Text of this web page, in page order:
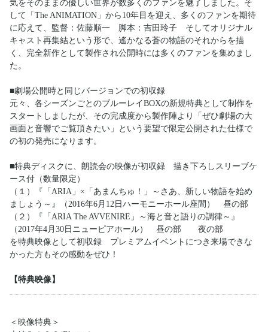
気をそのままの優しい世界が数多くのファンを魅了しました。そ
して「The ANIMATION」から10年目を迎え、多くのファンを期待
に応えて、監督：佐藤順一 脚本：吉田玲子 そしてオリジナル
キャスト再集結という形で、遙かなる蒼の物語のそれからを描
く、完全新作として製作され公開時には多くのファンを集めまし
た。
■劇場公開時と同じバージョンでの初収録
元々、各シーズンごとのブルーレイBOXの新規特典として制作を
スタートしましたが、その完成度から製作陣より「ぜひ劇場の大
画面と音響でご覧頂きたい」という要望で限定公開された仕様で
の初の発売になります。
■特典ディスクに、朗読会の映像が初収録 描き下ろしスリーブケ
ース付（数量限定）
（１）『「ARIA」×「あまんちゅ！」～さあ、新しい物語を始め
ましょう～』（2016年6月12日ハーモニーホール座間） 昼の部
（２）『「ARIA The AVVENIRE」～海と音と語りの調律～』
（2017年4月30日ニューピアホール） 昼の部 夜の部
を特典映像として初収録 プレミアムイベントにつき来場できな
かった方もその感動をぜひ！
【特典映像】
＜映像特典＞